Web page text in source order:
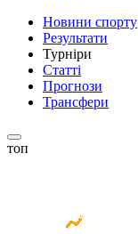
Новини спорту
Результати
Турніри
Статті
Прогнози
Трансфери
топ